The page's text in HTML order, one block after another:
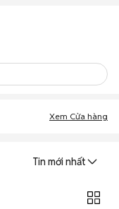
Xem Cửa hàng
Tin mới nhất